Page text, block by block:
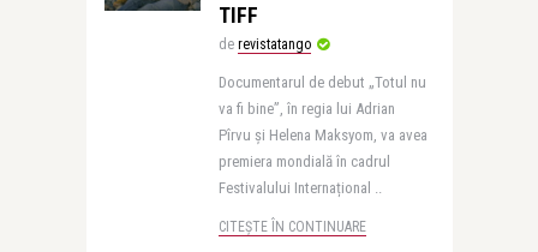
TIFF
de revistatango
Documentarul de debut „Totul nu
va fi bine”, în regia lui Adrian
Pîrvu și Helena Maksyom, va avea
premiera mondială în cadrul
Festivalului Internațional ..
CITEȘTE ÎN CONTINUARE